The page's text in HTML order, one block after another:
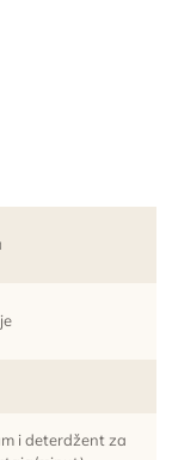
i deterdžent za